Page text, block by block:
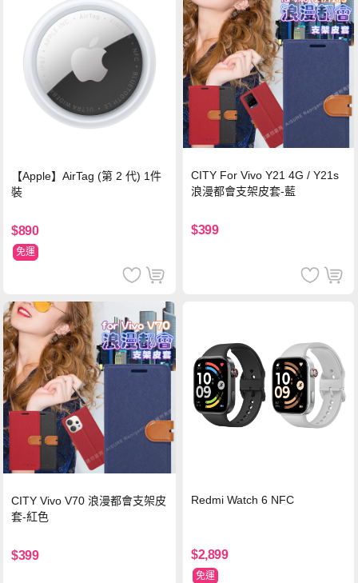
【Apple】AirTag (第 2 代) 1件
裝
$890
免運
CITY For Vivo Y21 4G / Y21s
浪漫都會支架皮套-藍
$399
CITY Vivo V70 浪漫都會支架皮
套-紅色
$399
Redmi Watch 6 NFC
$2,899
免運